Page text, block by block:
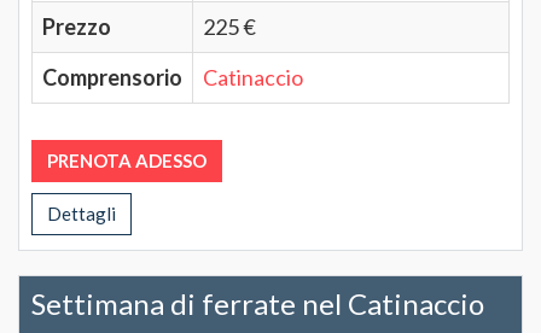
Prezzo
225 €
Comprensorio
Catinaccio
PRENOTA ADESSO
Dettagli
Settimana di ferrate nel Catinaccio